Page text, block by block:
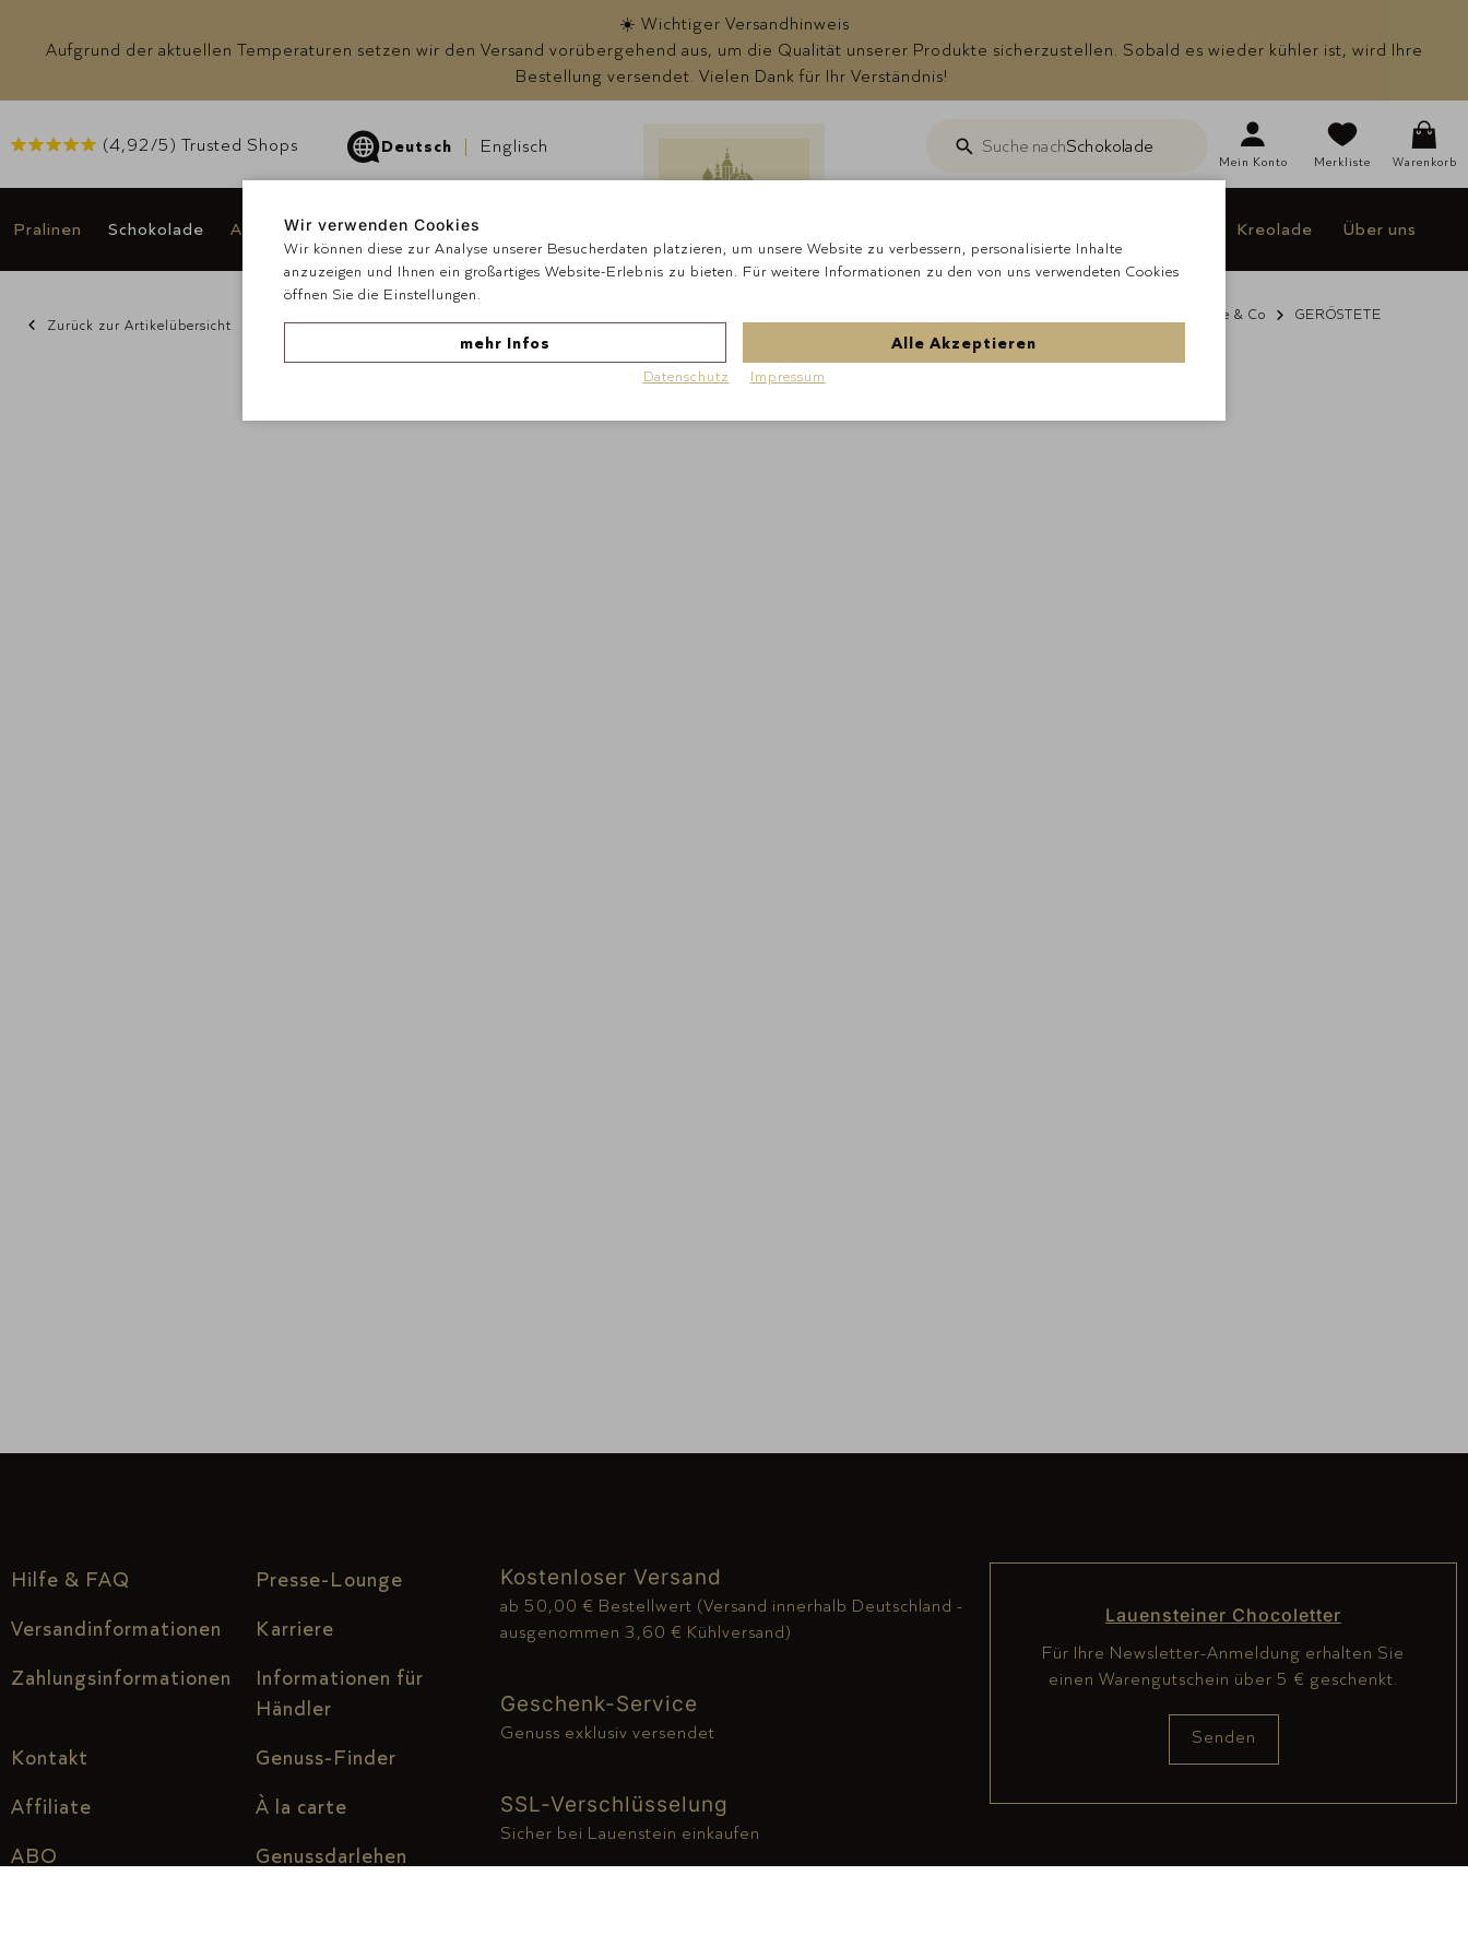
☀️ Wichtiger Versandhinweis
Aufgrund der aktuellen Temperaturen setzen wir den Versand vorübergehend aus, um die Qualität unserer Produkte sicherzustellen. Sobald es wieder kühler ist, wird Ihre
Bestellung versendet. Vielen Dank für Ihr Verständnis!
(4,92 /5) Trusted Shops Deutsch Englisch SucheSuche nachSchokolade
Mein Konto Merkliste Warenkorb
Pralinen Schokolade Anlässe & Geschenke Angebote Kreolade Über uns
Nüsse & Co
GERÖSTETE
MANDELN GERASPELT
Zurück zur Artikelübersicht
Hilfe & FAQ
Presse-Lounge
Versandinformationen
Karriere
Zahlungsinformationen
Informationen für
Händler
Kontakt
Genuss-Finder
Affiliate
À la carte
ABO
Genussdarlehen
Kostenloser Versand
ab 50,00 € Bestellwert (Versand innerhalb Deutschland -
ausgenommen 3,60 € Kühlversand)
Geschenk-Service
Genuss exklusiv versendet
SSL-Verschlüsselung
Sicher bei Lauenstein einkaufen
Lauensteiner Chocoletter
Für Ihre Newsletter-Anmeldung erhalten Sie
einen Warengutschein über 5 € geschenkt.
Wir verwenden Cookies
Wir können diese zur Analyse unserer Besucherdaten platzieren, um unsere Website zu verbessern, personalisierte Inhalte
anzuzeigen und Ihnen ein großartiges Website-Erlebnis zu bieten. Für weitere Informationen zu den von uns verwendeten Cookies
öffnen Sie die Einstellungen.
mehr Infos Alle Akzeptieren
Datenschutz Impressum